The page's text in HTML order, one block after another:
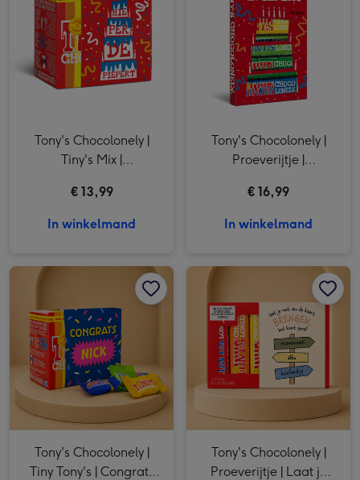
Tony's Chocolonely |
Tiny's Mix |
€ 13,99
In winkelmand
Tony's Chocolonely |
Proeverijtje |
€ 16,99
In winkelmand
Tony's Chocolonely | Tiny Tony's | Congrats met eigen naam | 200g afbeelding 2
Tony's Chocolonely |
Tiny Tony's | Congrats
Tony's Chocolonely |
Proeverijtje | Laat je